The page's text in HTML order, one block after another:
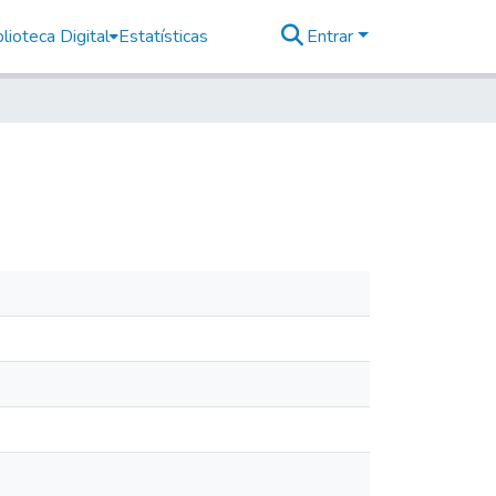
Digital Estatísticas Entrar